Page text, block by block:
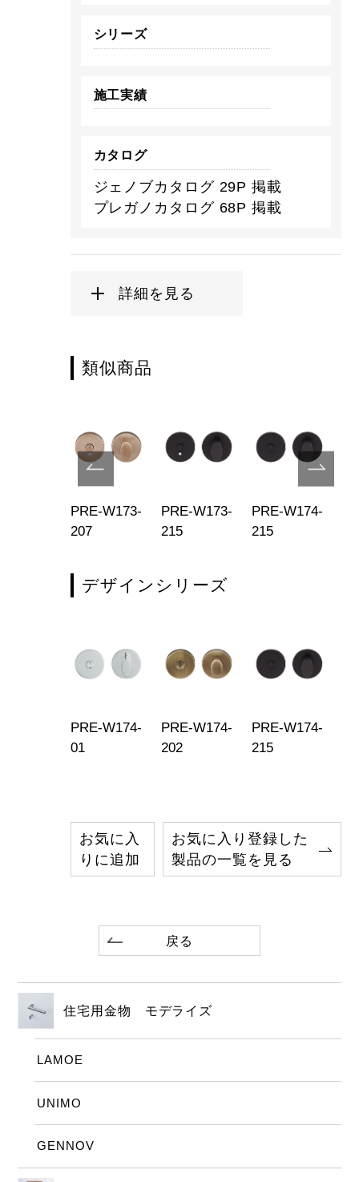
シリーズ
施工実績
カタログ
ジェノブカタログ 29P 掲載
プレガノカタログ 68P 掲載
詳細を見る
類似商品
PRE-W173-
207
PRE-W173-
215
PRE-W174-
215
デザインシリーズ
PRE-W174-
01
PRE-W174-
202
PRE-W174-
215
お気に入
りに追加
お気に入り登録した
製品の一覧を見る
戻る
住宅用金物 モデライズ
LAMOE
UNIMO
GENNOV